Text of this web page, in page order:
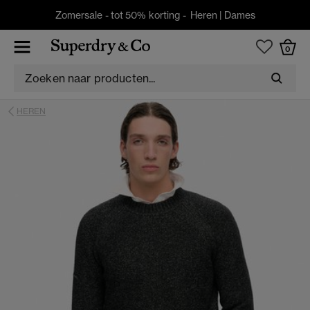
Zomersale - tot 50% korting - Heren | Dames
0
HEREN